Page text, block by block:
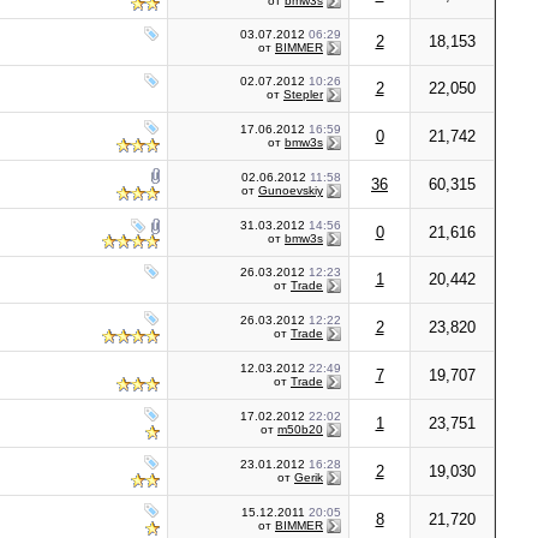
03.07.2012 06:29
от BIMMER 2 18,153
02.07.2012 10:26
от Stepler 2 22,050
17.06.2012 16:59
от bmw3s 0 21,742
02.06.2012 11:58
от Gunoevskiy 36 60,315
31.03.2012 14:56
от bmw3s 0 21,616
26.03.2012 12:23
от Trade 1 20,442
26.03.2012 12:22
от Trade 2 23,820
12.03.2012 22:49
от Trade 7 19,707
17.02.2012 22:02
от m50b20 1 23,751
23.01.2012 16:28
от Gerik 2 19,030
15.12.2011 20:05
от BIMMER 8 21,720